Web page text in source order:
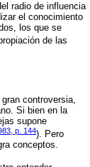
radio de influencia
el conocimiento
los que se
de las
controversia,
Si bien en la
supone
p. 144). Pero
conceptos.